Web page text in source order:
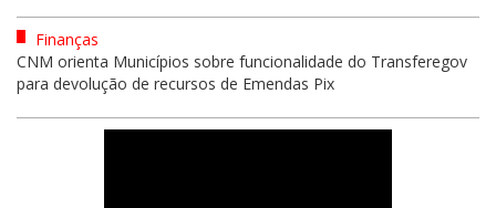
Finanças
CNM orienta Municípios sobre funcionalidade do Transferegov
para devolução de recursos de Emendas Pix